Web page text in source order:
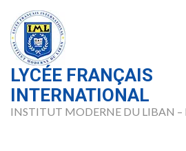
content
(Press
Enter)
LYCÉE FRANÇAIS
INTERNATIONAL
INSTITUT MODERNE DU LIBAN –